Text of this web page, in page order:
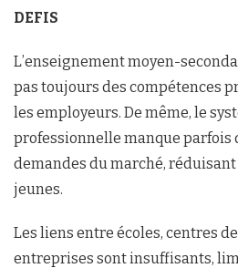
DEFIS
L’enseignement moyen-
pas toujours des compétences
les employeurs. De même, le
professionnelle manque parfois
demandes du marché,
jeunes.
Les liens entre écoles, centres
entreprises sont insuffisants,